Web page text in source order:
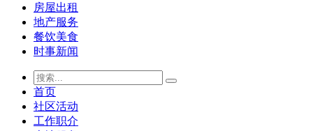
房屋出租
地产服务
餐饮美食
时事新闻
首页
社区活动
工作职介